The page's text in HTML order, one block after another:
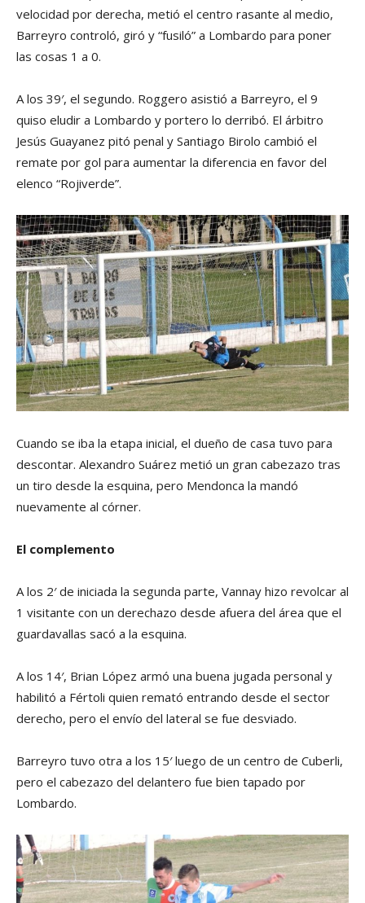
velocidad por derecha, metió el centro rasante al medio,
Barreyro controló, giró y “fusiló” a Lombardo para poner
las cosas 1 a 0.
A los 39′, el segundo. Roggero asistió a Barreyro, el 9
quiso eludir a Lombardo y portero lo derribó. El árbitro
Jesús Guayanez pitó penal y Santiago Birolo cambió el
remate por gol para aumentar la diferencia en favor del
elenco “Rojiverde”.
Cuando se iba la etapa inicial, el dueño de casa tuvo para
descontar. Alexandro Suárez metió un gran cabezazo tras
un tiro desde la esquina, pero Mendonca la mandó
nuevamente al córner.
El complemento
A los 2′ de iniciada la segunda parte, Vannay hizo revolcar al
1 visitante con un derechazo desde afuera del área que el
guardavallas sacó a la esquina.
A los 14′, Brian López armó una buena jugada personal y
habilitó a Fértoli quien remató entrando desde el sector
derecho, pero el envío del lateral se fue desviado.
Barreyro tuvo otra a los 15′ luego de un centro de Cuberli,
pero el cabezazo del delantero fue bien tapado por
Lombardo.